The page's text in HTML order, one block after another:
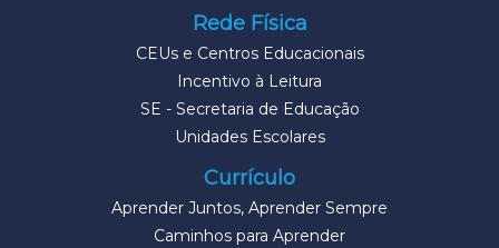
Rede Física
CEUs e Centros Educacionais
Incentivo à Leitura
SE - Secretaria de Educação
Unidades Escolares
Currículo
Aprender Juntos, Aprender Sempre
Caminhos para Aprender